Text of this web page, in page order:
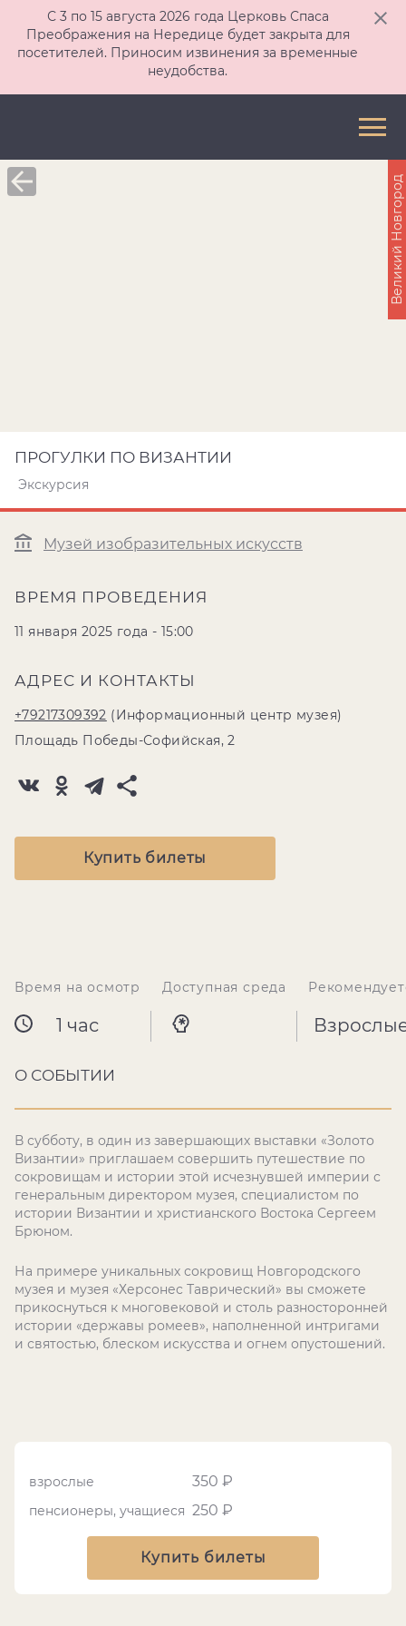
С 3 по 15 августа 2026 года Церковь Спаса
Преображения на Нередице будет закрыта для
посетителей. Приносим извинения за временные
неудобства.
ПРОГУЛКИ ПО ВИЗАНТИИ
Экскурсия
Музей изобразительных искусств
ВРЕМЯ ПРОВЕДЕНИЯ
11 января 2025 года - 15:00
АДРЕС И КОНТАКТЫ
+79217309392 (Информационный центр музея)
Площадь Победы-Софийская, 2
Купить билеты
Великий Новгород
Время на осмотр
1 час
Доступная среда
О СОБЫТИИ
В субботу, в один из завершающих выставки «Золото
Византии» приглашаем совершить путешествие по
сокровищам и истории этой исчезнувшей империи с
генеральным директором музея, специалистом по
истории Византии и христианского Востока Сергеем
Брюном.
На примере уникальных сокровищ Новгородского
музея и музея «Херсонес Таврический» вы сможете
прикоснуться к многовековой и столь разносторонней
истории «державы ромеев», наполненной интригами
и святостью, блеском искусства и огнем опустошений.
взрослые 350 ₽
пенсионеры, учащиеся 250 ₽
Купить билеты